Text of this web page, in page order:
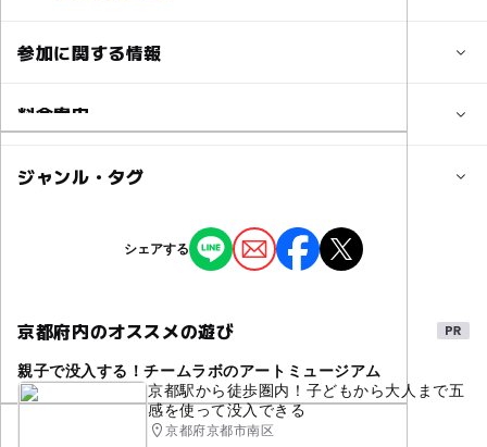
参加に関する情報
対象年齢
3歳･4歳･5歳･6歳(幼児)小学生中学生･高校生大人
最終応募締切 2025-3-28(金)
体験の最終受付は16:30です
応募方法
このイベントの受付は終了しました。
料金案内
子供の料金詳細
ハンカチ染め：税込2,500円
縅体験：税込4,000円
金彩トートバッグ制作：税込3,500円
済がご利用いただけます。
大人の料金詳細
ハンカチ染め：税込2,500円
ジャンル・タグ
タグ
雨の日でもOK 2-3時間以内のおでかけ体験
おやこで体験 いろいろ体験 こどもと体験
シェアする
京都府内のオススメの遊び
親子で没入する！チームラボのアートミュージアム
京都駅から徒歩圏内！子どもから大人まで五
感を使って没入できる
京都府京都市南区